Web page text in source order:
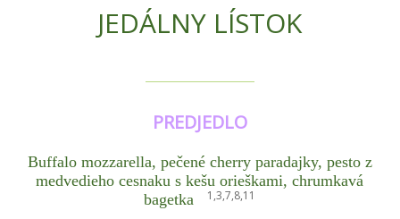
JEDÁLNY LÍSTOK
PREDJEDLO
Buffalo mozzarella, pečené cherry paradajky, pesto z
medvedieho cesnaku s kešu orieškami, chrumkavá
bagetka
1,3,7,8,11